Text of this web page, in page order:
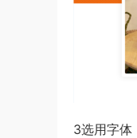
3选用字体